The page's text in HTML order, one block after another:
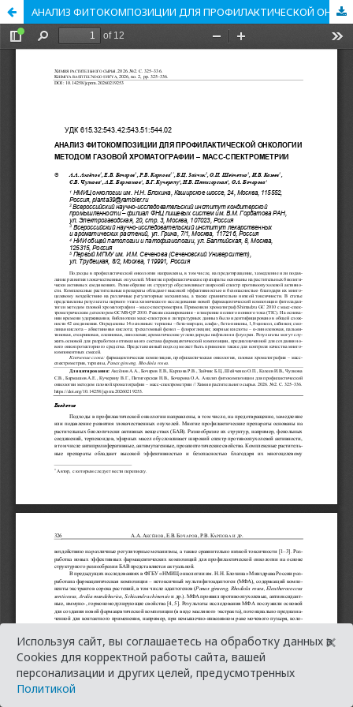
АНАЛИЗ ФИТОКОМПОЗИЦИИ ДЛЯ ПРОФИЛАКТИЧЕСКОЙ ОНКОЛОГИИ МЕТОДОМ ГАЗОВОЙ ХРОМАТОГРАФИИ – МАСС-СПЕКТРОМЕТРИИ
Используя сайт, вы соглашаетесь на обработку данных в
Cookies для корректной работы сайта, вашей
персонализации и других целей, предусмотренных
Политикой
×